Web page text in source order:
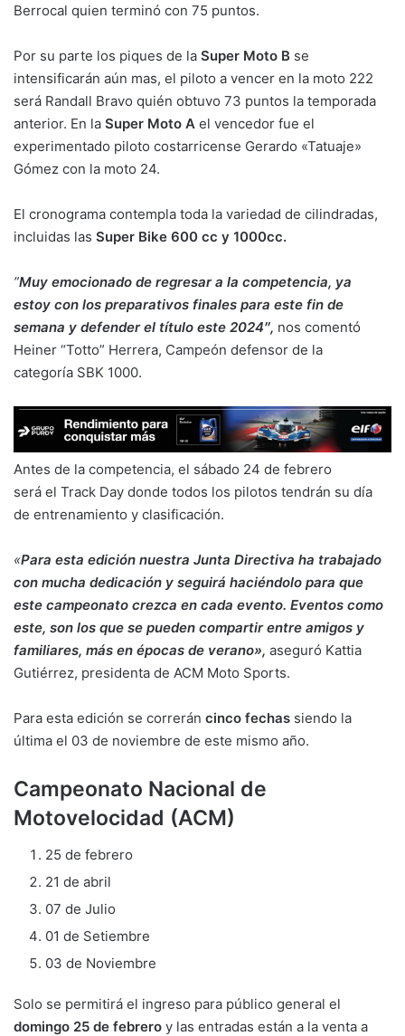
Berrocal quien terminó con 75 puntos.
Por su parte los piques de la Super Moto B se
intensificarán aún mas, el piloto a vencer en la moto 222
será Randall Bravo quién obtuvo 73 puntos la temporada
anterior. En la Super Moto A el vencedor fue el
experimentado piloto costarricense Gerardo «Tatuaje»
Gómez con la moto 24.
El cronograma contempla toda la variedad de cilindradas,
incluidas las Super Bike 600 cc y 1000cc.
”Muy emocionado de regresar a la competencia, ya
estoy con los preparativos finales para este fin de
semana y defender el título este 2024″, nos comentó
Heiner “Totto” Herrera, Campeón defensor de la
categoría SBK 1000.
Antes de la competencia, el sábado 24 de febrero
será el Track Day donde todos los pilotos tendrán su día
de entrenamiento y clasificación.
«Para esta edición nuestra Junta Directiva ha trabajado
con mucha dedicación y seguirá haciéndolo para que
este campeonato crezca en cada evento. Eventos como
este, son los que se pueden compartir entre amigos y
familiares, más en épocas de verano», aseguró Kattia
Gutiérrez, presidenta de ACM Moto Sports.
Para esta edición se correrán cinco fechas siendo la
última el 03 de noviembre de este mismo año.
Campeonato Nacional de
Motovelocidad (ACM)
25 de febrero
21 de abril
07 de Julio
01 de Setiembre
03 de Noviembre
Solo se permitirá el ingreso para público general el
domingo 25 de febrero y las entradas están a la venta a